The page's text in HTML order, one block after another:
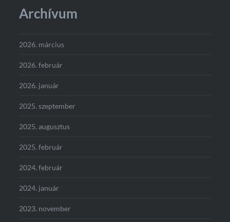
Archívum
2026. március
2026. február
2026. január
2025. szeptember
2025. augusztus
2025. február
2024. február
2024. január
2023. november